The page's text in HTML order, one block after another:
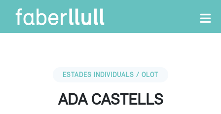
ESTADES INDIVIDUALS / OLOT
ADA CASTELLS